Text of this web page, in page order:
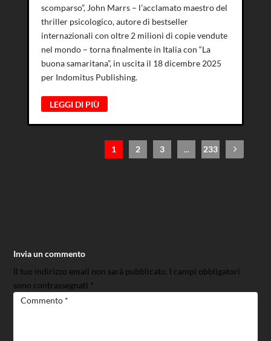
scomparso”, John Marrs – l’acclamato maestro del
thriller psicologico, autore di bestseller
internazionali con oltre 2 milioni di copie vendute
nel mondo – torna finalmente in Italia con “La
buona samaritana”, in uscita il 18 dicembre 2025
per Indomitus Publishing.
LEGGI DI PIÙ
1 2 3 ... 233
Invia un commento
Il tuo indirizzo email non sarà pubblicato. I campi obbligatori
sono contrassegnati *